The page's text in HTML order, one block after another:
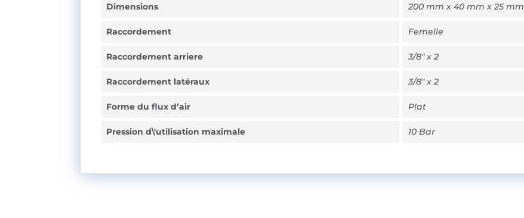
Dimensions 200 mm x 40 mm x 25 mm
Raccordement Femelle
Raccordement arriere 3/8" x 2
Raccordement latéraux 3/8" x 2
Forme du flux d’air Plat
Pression d\'utilisation maximale 10 Bar